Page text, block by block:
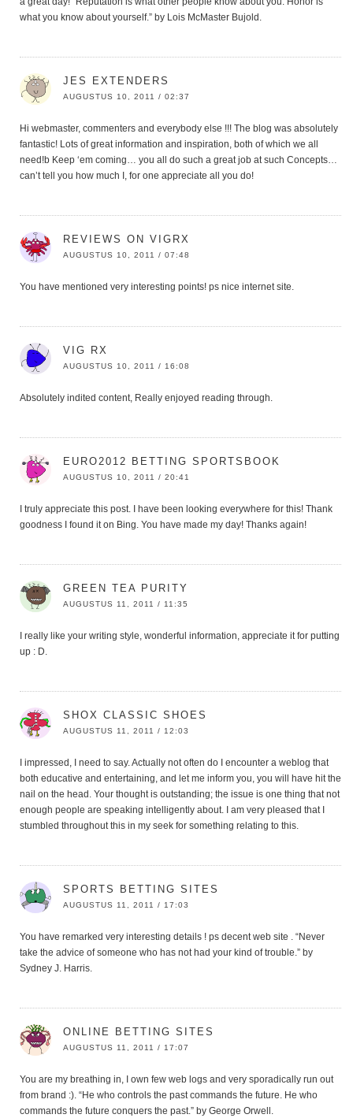
what you know about yourself.” by Lois McMaster Bujold.
JES EXTENDERS
AUGUSTUS 10, 2011 / 02:37
Hi webmaster, commenters and everybody else !!! The blog was absolutely
fantastic! Lots of great information and inspiration, both of which we all
need!b Keep ‘em coming… you all do such a great job at such Concepts…
can’t tell you how much I, for one appreciate all you do!
REVIEWS ON VIGRX
AUGUSTUS 10, 2011 / 07:48
You have mentioned very interesting points! ps nice internet site.
VIG RX
AUGUSTUS 10, 2011 / 16:08
Absolutely indited content, Really enjoyed reading through.
EURO2012 BETTING SPORTSBOOK
AUGUSTUS 10, 2011 / 20:41
I truly appreciate this post. I have been looking everywhere for this! Thank
goodness I found it on Bing. You have made my day! Thanks again!
GREEN TEA PURITY
AUGUSTUS 11, 2011 / 11:35
I really like your writing style, wonderful information, appreciate it for putting
up : D.
SHOX CLASSIC SHOES
AUGUSTUS 11, 2011 / 12:03
I impressed, I need to say. Actually not often do I encounter a weblog that
both educative and entertaining, and let me inform you, you will have hit the
nail on the head. Your thought is outstanding; the issue is one thing that not
enough people are speaking intelligently about. I am very pleased that I
stumbled throughout this in my seek for something relating to this.
SPORTS BETTING SITES
AUGUSTUS 11, 2011 / 17:03
You have remarked very interesting details ! ps decent web site . “Never
take the advice of someone who has not had your kind of trouble.” by
Sydney J. Harris.
ONLINE BETTING SITES
AUGUSTUS 11, 2011 / 17:07
You are my breathing in, I own few web logs and very sporadically run out
from brand :). “He who controls the past commands the future. He who
commands the future conquers the past.” by George Orwell.